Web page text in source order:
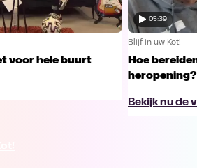
voor hele buurt
05:39
Blijf in uw Kot!
Hoe
heropening?
Bekijk nu de